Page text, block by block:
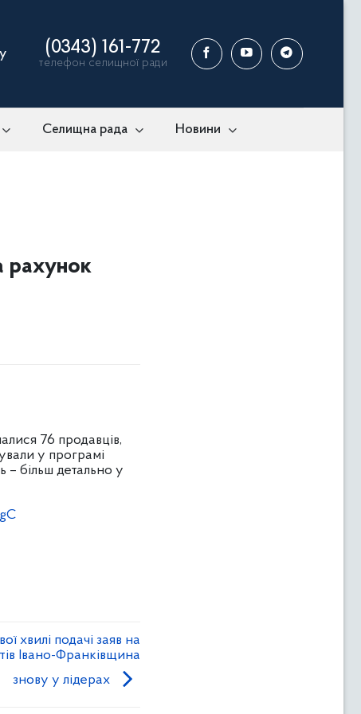
(0343) 161-772
телефон селищної ради
Селищна рада Новини
рахунок
76 продавців,
у програмі
– більш детально у
хвилі подачі заяв на
Івано-Франківщина
знову у лідерах